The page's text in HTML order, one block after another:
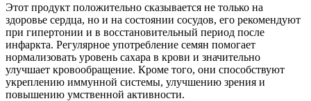
Этот продукт положительно сказывается не только на
здоровье сердца, но и на состоянии сосудов, его рекомендуют
при гипертонии и в восстановительный период после
инфаркта. Регулярное употребление семян помогает
нормализовать уровень сахара в крови и значительно
улучшает кровообращение. Кроме того, они способствуют
укреплению иммунной системы, улучшению зрения и
повышению умственной активности.